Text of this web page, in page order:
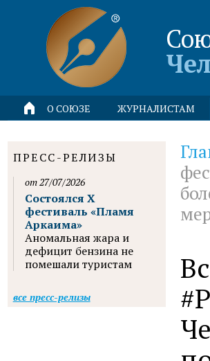
О СОЮЗЕ ЖУРНАЛИСТАМ
ПРЕСС-РЕЛИЗЫ
от 27/07/2026
Состоялся X
фестиваль «Пламя
Аркаима»
Аномальная жара и
дефицит бензина не
помешали туристам
все пресс-релизы